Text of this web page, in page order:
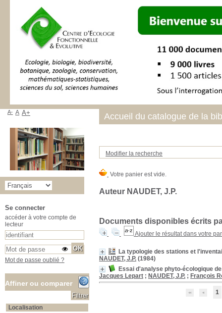
Modifier la recherche
Auteur NAUDET, J.P.
Documents disponibles écrits
Ajouter le résultat dans votre
La typologie des stations et
NAUDET, J.P. (1984)
Essai d'analyse phyto-écologique
Jacques Lepart ; NAUDET, J.P. ; François
1
Accueil du catalogue de la
A- A A+
Se connecter
accéder à votre compte de
lecteur
Mot de passe oublié ?
Affiner ou comparer
Localisation